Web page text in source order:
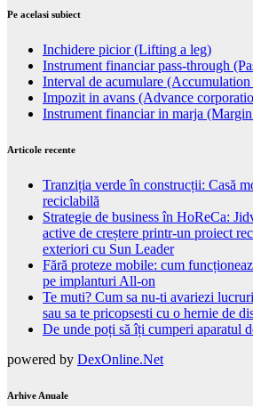
Pe acelasi subiect
Inchidere picior (Lifting a leg)
Instrument financiar pass-through
Interval de acumulare (Accumulation
Impozit in avans (Advance
Instrument financiar in marja
Articole recente
Tranziția verde în construcții: Casă
reciclabilă
Strategie de business în HoReCa:
active de creștere printr-un proiect
exteriori cu Sun Leader
Fără proteze mobile: cum
pe implanturi All-on
Te muti? Cum sa nu-ti avariezi
sau sa te pricopsesti cu o hernie de
De unde poți să îți cumperi aparatul
powered by DexOnline.Net
Arhive Anuale